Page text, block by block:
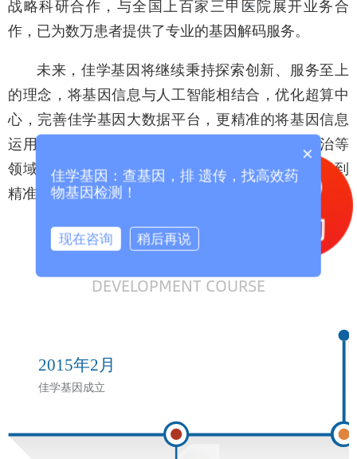
战略科研合作，与全国上百家三甲医院展开业务合
作，已为数万患者提供了专业的基因解码服务。
未来，佳学基因将继续秉持探索创新、服务至上
的理念，将基因信息与人工智能相结合，优化超算中
心，完善佳学基因大数据平台，更精准的将基因信息
运用到预防出生缺陷、遗传病阻断、肿瘤精准防治等
领域，帮助更多的家庭摆脱疾病的折磨，让患者得到
精准的治疗。
发展历程
DEVELOPMENT COURSE
×
佳学基因：查基因，排 遗传，找高效药
物基因检测！
现在咨询 稍后再说